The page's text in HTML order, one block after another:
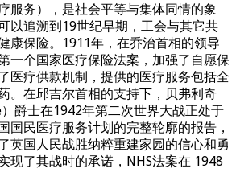
服务），是社会平等与集体同情的象
以追溯到19世纪早期，工会与其它共
康保险。1911年，在乔治首相的领导
一个国家医疗保险法案，加强了自愿保
医疗供款机制，提供的医疗服务包括全
。在邱吉尔首相的支持下，贝弗利奇
爵士在1942年第二次世界大战正处于
国民医疗服务计划的完整轮廓的报告，
英国人民战胜纳粹重建家园的信心和勇
现了其战时的承诺，NHS法案在 1948